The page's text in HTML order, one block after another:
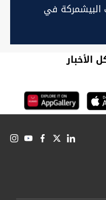
البيشمركة في